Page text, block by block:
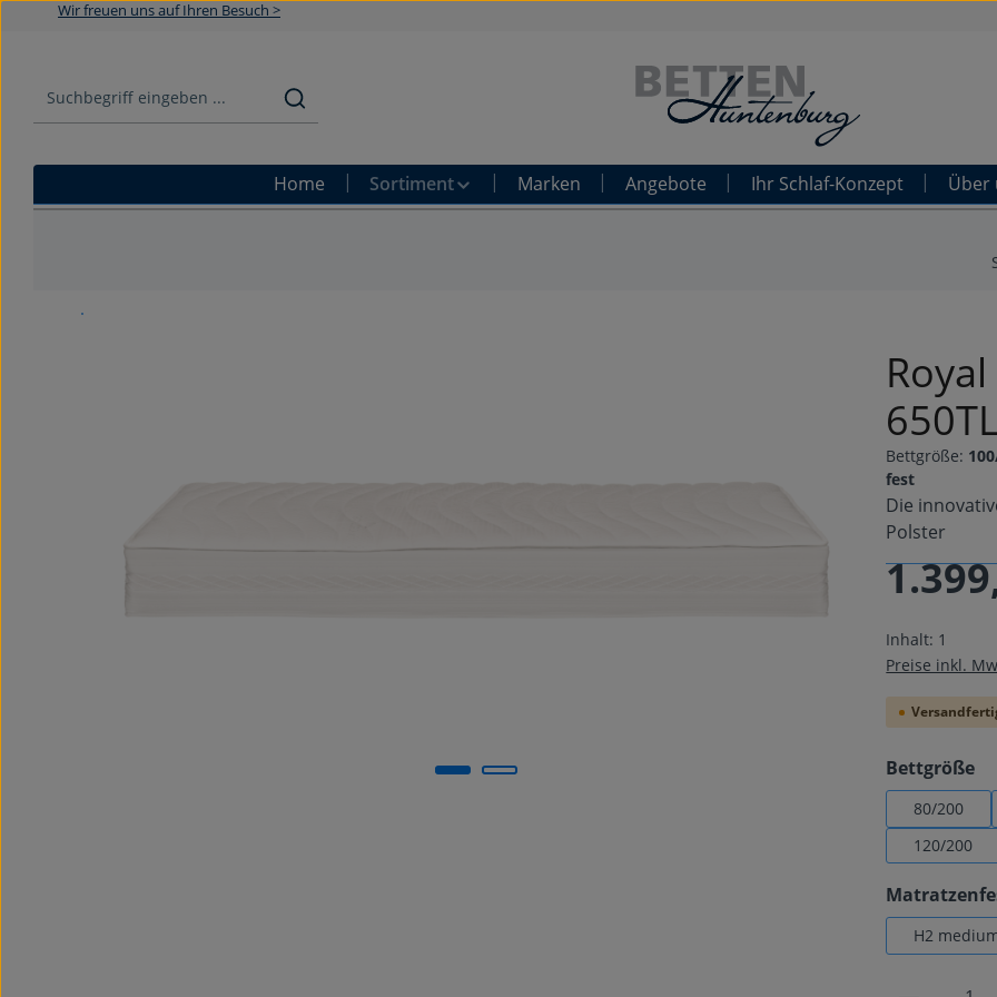
Zum Hauptinhalt springen
Zur Suche springen
Zur Hauptnavigation springen
Wir freuen uns auf Ihren Besuch >
Home Sortiment Marken Angebote Ihr Schlaf-Konzept Über
Bettgröße:
fest
Die
Polster
Regulärer
Inhalt: 1
Preise inkl.
Bettgröße
80/200
120/200
H2